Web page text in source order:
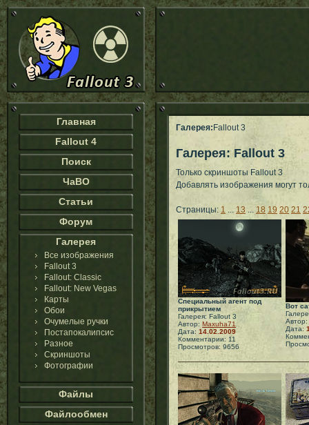
Главная
Fallout 4
Поиск
ЧаВО
Статьи
Форум
Галерея
Все изображения
Fallout 3
Fallout: Classic
Fallout: New Vegas
Карты
Обои
Очумелые ручки
Постапокалипсис
Разное
Скриншоты
Фотографии
Файлы
Файлообмен
Галерея: Fallout 3
Галерея: Fallout 3
Только скриншоты Fallout 3
Добавлять изображения могут
Страницы: 1 ... 13 ... 18 19 20 21
Специальный агент под
прикрытием
Галерея: Fallout 3
Автор: Maxuha71
Дата: 14.02.2009
Комментарии: 11
Просмотров: 9656
Вот
Автор:
Дата: